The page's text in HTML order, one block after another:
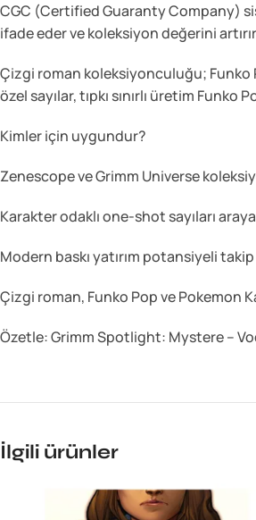
CGC (Certified Guaranty Company)
ifade eder ve koleksiyon değerini
Çizgi roman koleksiyonculuğu; Funko
özel sayılar, tıpkı sınırlı üretim
Kimler için uygundur?
Zenescope ve Grimm Universe
Karakter odaklı one-shot sayıları
Modern baskı yatırım potansiyeli
Çizgi roman, Funko Pop ve Pokemon
Özetle: Grimm Spotlight: Mystere –
İlgili ürünler